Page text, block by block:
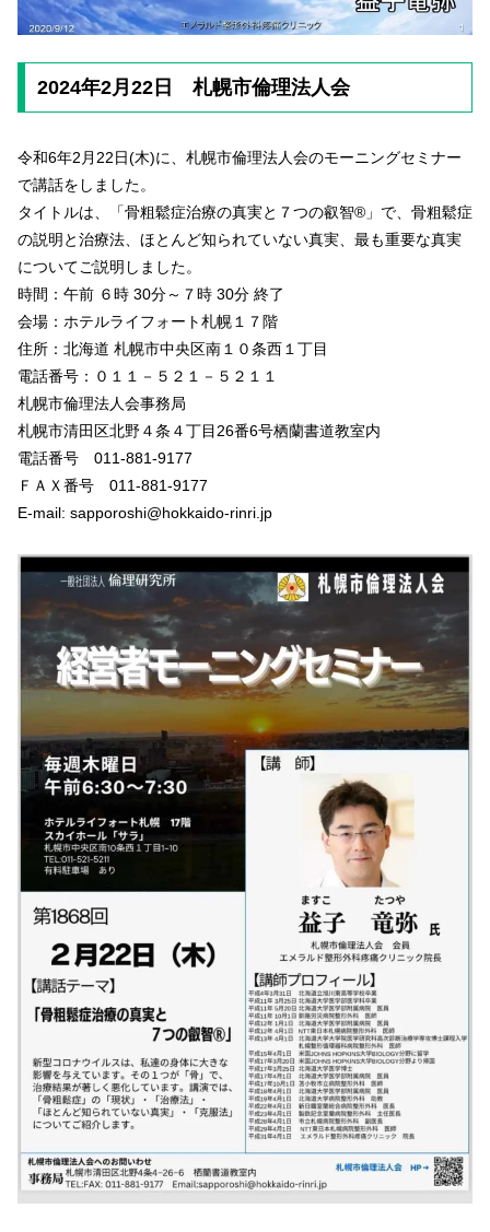
2024年2月22日 札幌市倫理法人会
令和6年2月22日(木)に、札幌市倫理法人会のモーニングセミナー
で講話をしました。
タイトルは、「骨粗鬆症治療の真実と７つの叡智®」で、骨粗鬆症
の説明と治療法、ほとんど知られていない真実、最も重要な真実
についてご説明しました。
時間：午前 ６時 30分～７時 30分 終了
会場：ホテルライフォート札幌１７階
住所：北海道 札幌市中央区南１０条西１丁目
電話番号：０１１－５２１－５２１１
札幌市倫理法人会事務局
札幌市清田区北野４条４丁目26番6号栖蘭書道教室内
電話番号 011-881-9177
ＦＡＸ番号 011-881-9177
E-mail: sapporoshi@hokkaido-rinri.jp